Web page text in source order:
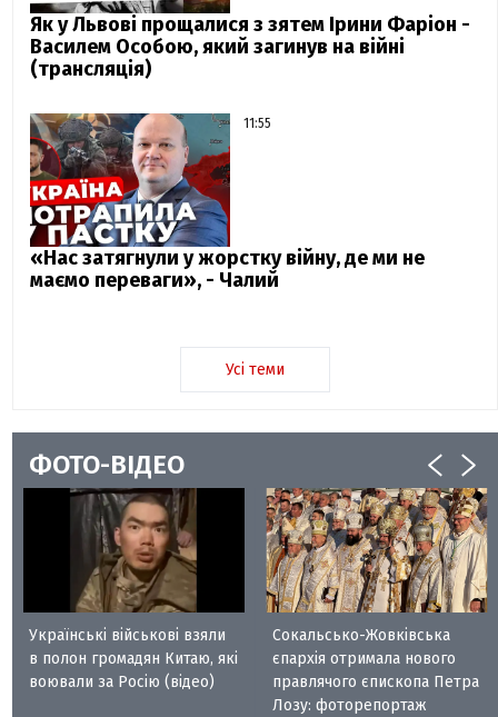
Як у Львові прощалися з зятем Ірини Фаріон -
Василем Особою, який загинув на війні
(трансляція)
11:55
«Нас затягнули у жорстку війну, де ми не
маємо переваги», - Чалий
Усі теми
ФОТО-ВІДЕО
Українські військові взяли
в полон громадян Китаю, які
воювали за Росію (відео)
Сокальсько-Жовківська
єпархія отримала нового
правлячого єпископа Петра
Лозу: фоторепортаж